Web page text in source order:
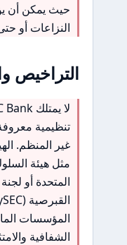
حيث يمكن أن
النزاعات أو
التراخيص
تنظيمية
غير المنظم.
المتحدة أو
المؤسسات
الشفافية